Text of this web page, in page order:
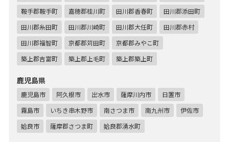
鞍手郡鞍手町
嘉穂郡桂川町 田川郡香春町
田川郡添田町
田川郡糸田町
田川郡川崎町 田川郡大任町
田川郡赤村
田川郡福智町
京都郡苅田町
京都郡みやこ町
築上郡吉富町
築上郡上毛町 築上郡築上町
鹿児島県
鹿児島市 阿久根市 出水市 薩摩川内市
日置市
霧島市
いちき串木野市 南さつま市 南九州市
伊佐市
姶良市
薩摩郡さつま町 姶良郡湧水町